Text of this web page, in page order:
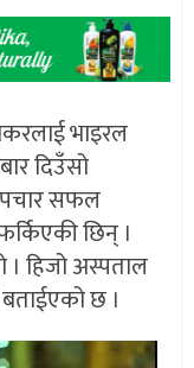
भाइरल
दिउँसो
सफल
छिन् ।
। हिजो अस्पताल
छ ।